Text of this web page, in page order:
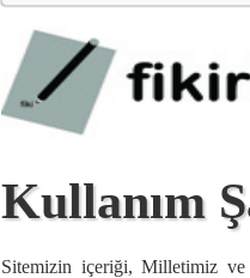
Kullanım
Sitemizin içeriği, Milletimiz ve